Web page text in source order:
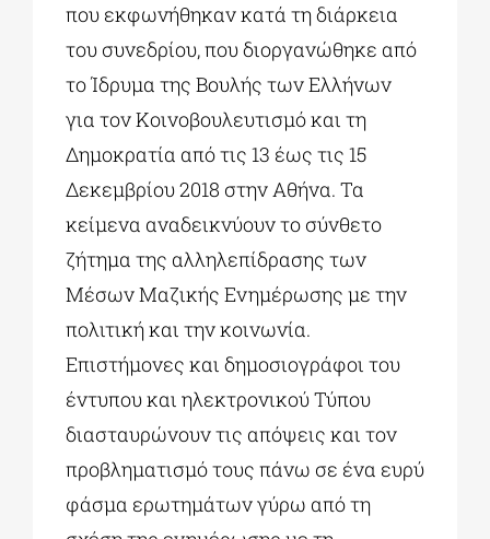
που εκφωνήθηκαν κατά τη διάρκεια
του συνεδρίου, που διοργανώθηκε από
το Ίδρυμα της Βουλής των Ελλήνων
για τον Κοινοβουλευτισμό και τη
Δημοκρατία από τις 13 έως τις 15
Δεκεμβρίου 2018 στην Αθήνα. Τα
κείμενα αναδεικνύουν το σύνθετο
ζήτημα της αλληλεπίδρασης των
Μέσων Μαζικής Ενημέρωσης με την
πολιτική και την κοινωνία.
Επιστήμονες και δημοσιογράφοι του
έντυπου και ηλεκτρονικού Τύπου
διασταυρώνουν τις απόψεις και τον
προβληματισμό τους πάνω σε ένα ευρύ
φάσμα ερωτημάτων γύρω από τη